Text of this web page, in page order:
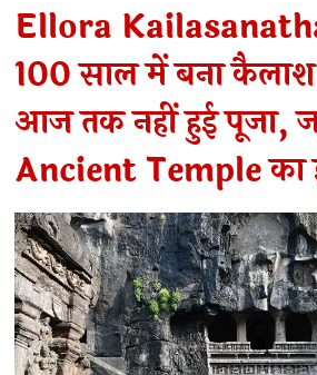
Ellora
100 साल में बना कैलाश
आज तक नहीं हुई पूजा,
Ancient Temple का